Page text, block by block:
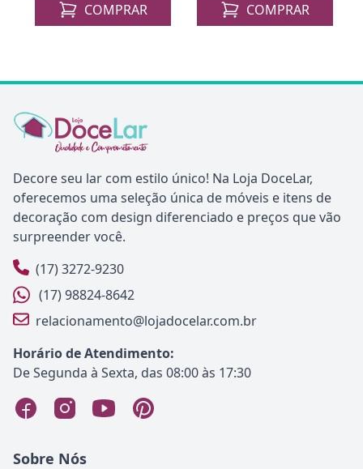
COMPRAR COMPRAR
Decore seu lar com estilo único! Na Loja DoceLar,
oferecemos uma seleção única de móveis e itens de
decoração com design diferenciado e preços que vão
surpreender você.
(17) 3272-9230
(17) 98824-8642
relacionamento@lojadocelar.com.br
Horário de Atendimento:
De Segunda à Sexta, das 08:00 às 17:30
Sobre Nós